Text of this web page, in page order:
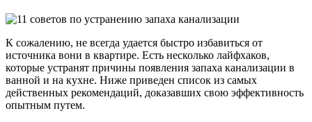
К сожалению, не всегда удается быстро избавиться от
источника вони в квартире. Есть несколько лайфхаков,
которые устранят причины появления запаха канализации в
ванной и на кухне. Ниже приведен список из самых
действенных рекомендаций, доказавших свою эффективность
опытным путем.